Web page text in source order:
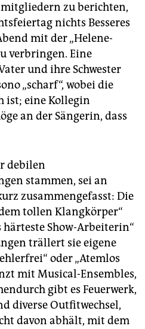
zu berichten,
nichts Besseres
mit der „Helene-
verbringen. Eine
und ihre Schwester
„scharf“, wobei die
ist; eine Kollegin
an der Sängerin, dass
debilen
stammen, sei an
zusammengefasst: Die
tollen Klangkörper“
härteste Show-Arbeiterin“
trällert sie eigene
oder „Atemlos
mit Musical-Ensembles,
gibt es Feuerwerk,
diverse Outfitwechsel,
davon abhält, mit dem